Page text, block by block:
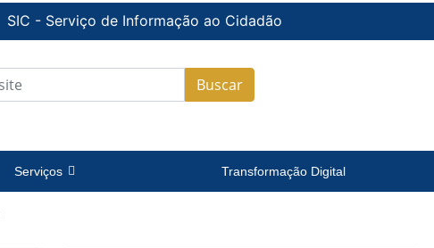
SIC - Serviço de Informação ao Cidadão
Buscar
Serviços Transformação Digital